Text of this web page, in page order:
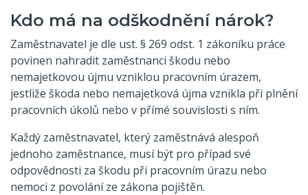
Kdo má na odškodnění nárok?
Zaměstnavatel je dle ust. § 269 odst. 1 zákoníku práce
povinen nahradit zaměstnanci škodu nebo
nemajetkovou újmu vzniklou pracovním úrazem,
jestliže škoda nebo nemajetková újma vznikla při plnění
pracovních úkolů nebo v přímé souvislosti s ním.
Každý zaměstnavatel, který zaměstnává alespoň
jednoho zaměstnance, musí být pro případ své
odpovědnosti za škodu při pracovním úrazu nebo
nemoci z povolání ze zákona pojištěn.